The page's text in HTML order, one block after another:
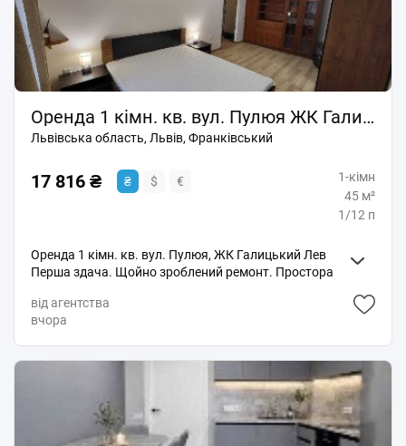
Оренда 1 кімн. кв. вул. Пулюя ЖК Галицький Лев, Новобудова. Перша здача!
Львівська область, Львів, Франківський
17 816 ₴ ₴ $ €
1-кімн
45 м²
1/12 п
Оренда 1 кімн. кв. вул. Пулюя, ЖК Галицький Лев
Перша здача. Щойно зроблений ремонт. Простора
Двоспальне ліжко. Відеодомофон, інтернет. В
будинку супермаркет Близенько, магазини,
Victoria Gardens, зупинка громадського транспорту,
легко добратися в будь-який інший район Львова.
Без тваринок. Є відеоогляд, телефонуйте, скину.
Пропозиція від АН. БС. За детальною інформацією і
для огляду квартири телефонуйте.
від агентства
вчора